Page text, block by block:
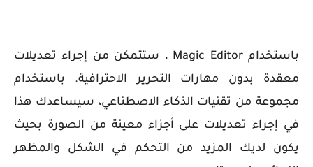
باستخدام Magic Editor ، ستتمكن من إجراء تعديلات
معقدة بدون مهارات التحرير الاحترافية. باستخدام
مجموعة من تقنيات الذكاء الاصطناعي، سيساعدك هذا
في إجراء تعديلات على أجزاء معينة من الصورة بحيث
يكون لديك المزيد من التحكم في الشكل والمظهر